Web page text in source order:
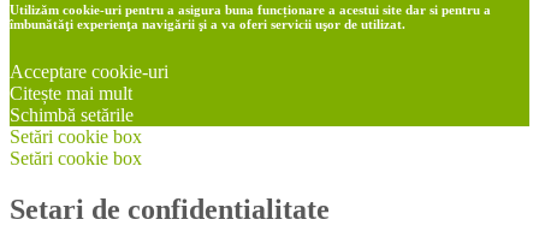
Utilizăm cookie-uri pentru a asigura buna funcționare a acestui site dar si pentru a
îmbunătăţi experienţa navigării şi a va oferi servicii uşor de utilizat.
Acceptare cookie-uri
Citește mai mult
Schimbă setările
Setări cookie box
Setări cookie box
Setari de confidentialitate